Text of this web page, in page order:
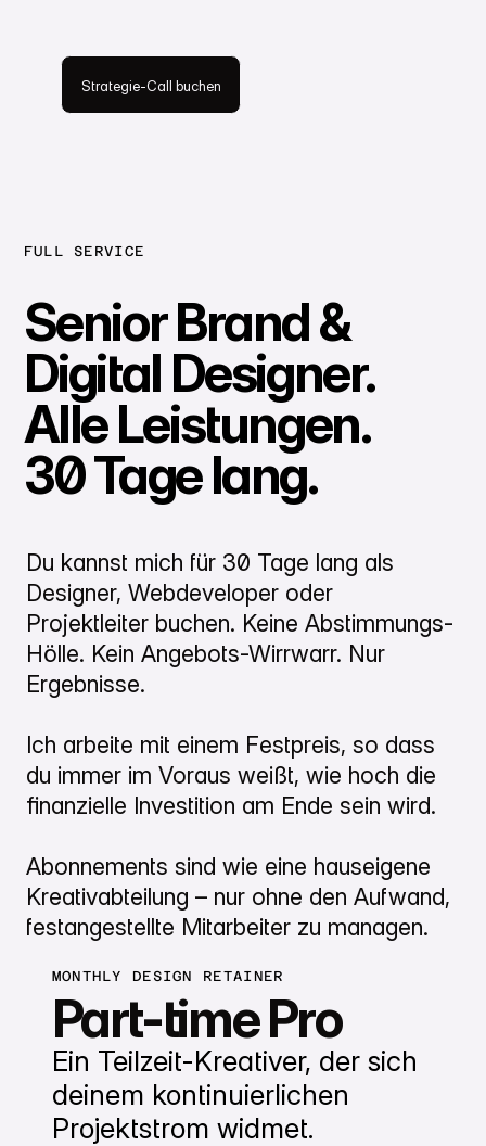
Strategie-Call buchen
Strategie-Call buchen
FULL SERVICE
Senior Brand &
Digital Designer.
Alle Leistungen.
30 Tage lang.
Du kannst mich für 30 Tage lang als
Designer, Webdeveloper oder
Projektleiter buchen. Keine Abstimmungs-
Hölle. Kein Angebots-Wirrwarr. Nur
Ergebnisse.
Ich arbeite mit einem Festpreis, so dass
du immer im Voraus weißt, wie hoch die
finanzielle Investition am Ende sein wird.
Abonnements sind wie eine hauseigene
Kreativabteilung – nur ohne den Aufwand,
festangestellte Mitarbeiter zu managen.
MONTHLY DESIGN RETAINER
Part-time Pro
Ein Teilzeit-Kreativer, der sich
deinem kontinuierlichen
Projektstrom widmet.